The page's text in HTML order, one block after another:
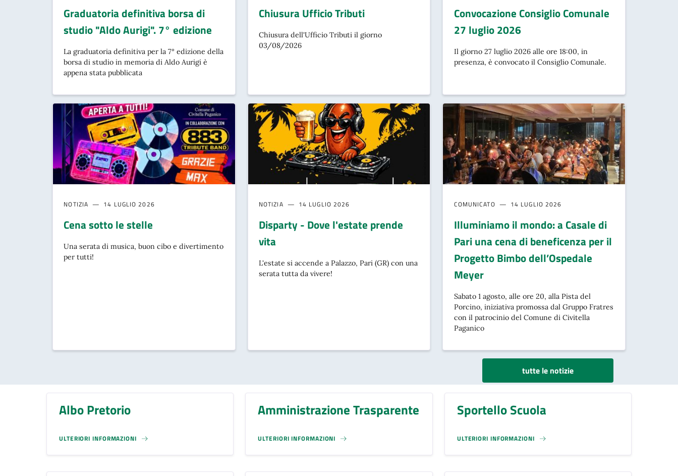
Graduatoria definitiva borsa di
studio "Aldo Aurigi". 7° edizione
La graduatoria definitiva per la 7° edizione della
borsa di studio in memoria di Aldo Aurigi è
appena stata pubblicata
Chiusura Ufficio Tributi
Chiusura dell'Ufficio Tributi il giorno
03/08/2026
Convocazione Consiglio Comunale
27 luglio 2026
Il giorno 27 luglio 2026 alle ore 18:00, in
presenza, è convocato il Consiglio Comunale.
NOTIZIA 14 LUGLIO 2026
Cena sotto le stelle
Una serata di musica, buon cibo e divertimento
per tutti!
NOTIZIA 14 LUGLIO 2026
Disparty - Dove l'estate prende
vita
L'estate si accende a Palazzo, Pari (GR) con una
serata tutta da vivere!
COMUNICATO 14 LUGLIO 2026
Illuminiamo il mondo: a Casale di
Pari una cena di beneficenza per il
Progetto Bimbo dell’Ospedale
Meyer
Sabato 1 agosto, alle ore 20, alla Pista del
Porcino, iniziativa promossa dal Gruppo Fratres
con il patrocinio del Comune di Civitella
Paganico
tutte le notizie
Albo Pretorio
ULTERIORI INFORMAZIONI
Amministrazione Trasparente
ULTERIORI INFORMAZIONI
Sportello Scuola
ULTERIORI INFORMAZIONI